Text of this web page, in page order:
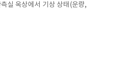
실 옥상에서 기상 상태(운량,